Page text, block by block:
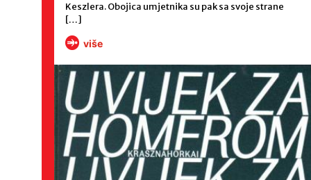
Keszlera. Obojica umjetnika su pak sa svoje strane
[…]
više